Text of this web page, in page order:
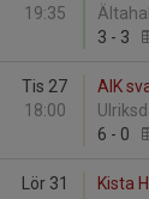
19:35
3 - 3
Tis 27
18:00
AIK
6 - 0
Lör 31
Kista